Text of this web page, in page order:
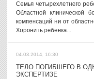
Семья четырехлетнего
Областной клинической
компенсаций ни от
Хоронить ребенка...
04.03.2014, 16:30
ТЕЛО ПОГИБШЕГО В
ЭКСПЕРТИЗЕ